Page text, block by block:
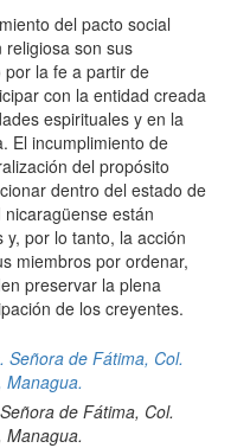
del pacto social
religiosa son sus
la fe a partir de
con la entidad creada
espirituales y en la
El incumplimiento de
del propósito
dentro del estado de
están
por lo tanto, la acción
miembros por ordenar,
preservar la plena
de los creyentes.
Señora de Fátima, Col.
Managua.